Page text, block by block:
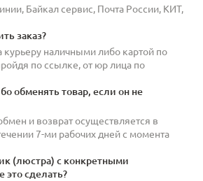
Байкал сервис, Почта России, КИТ,
заказ?
курьеру наличными либо картой по
по ссылке, от юр лица по
обменять товар, если он не
и возврат осуществляется в
7-ми рабочих дней с момента
(люстра) с конкретными
это сделать?